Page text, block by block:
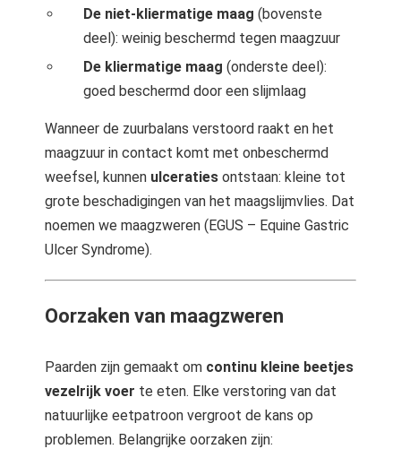
De niet-kliermatige maag (bovenste
deel): weinig beschermd tegen maagzuur
De kliermatige maag (onderste deel):
goed beschermd door een slijmlaag
Wanneer de zuurbalans verstoord raakt en het
maagzuur in contact komt met onbeschermd
weefsel, kunnen ulceraties ontstaan: kleine tot
grote beschadigingen van het maagslijmvlies. Dat
noemen we maagzweren (EGUS – Equine Gastric
Ulcer Syndrome).
Oorzaken van maagzweren
Paarden zijn gemaakt om continu kleine beetjes
vezelrijk voer te eten. Elke verstoring van dat
natuurlijke eetpatroon vergroot de kans op
problemen. Belangrijke oorzaken zijn: